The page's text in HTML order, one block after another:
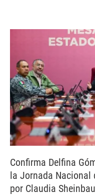
Confirma Delfina
la Jornada Nacional
por Claudia